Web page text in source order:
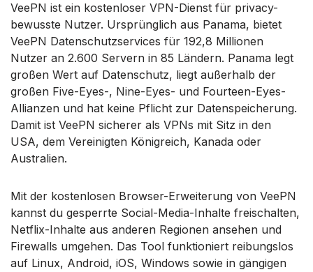
VeePN ist ein kostenloser VPN-Dienst für privacy-
bewusste Nutzer. Ursprünglich aus Panama, bietet
VeePN Datenschutzservices für 192,8 Millionen
Nutzer an 2.600 Servern in 85 Ländern. Panama legt
großen Wert auf Datenschutz, liegt außerhalb der
großen Five-Eyes-, Nine-Eyes- und Fourteen-Eyes-
Allianzen und hat keine Pflicht zur Datenspeicherung.
Damit ist VeePN sicherer als VPNs mit Sitz in den
USA, dem Vereinigten Königreich, Kanada oder
Australien.
Mit der kostenlosen Browser-Erweiterung von VeePN
kannst du gesperrte Social-Media-Inhalte freischalten,
Netflix-Inhalte aus anderen Regionen ansehen und
Firewalls umgehen. Das Tool funktioniert reibungslos
auf Linux, Android, iOS, Windows sowie in gängigen